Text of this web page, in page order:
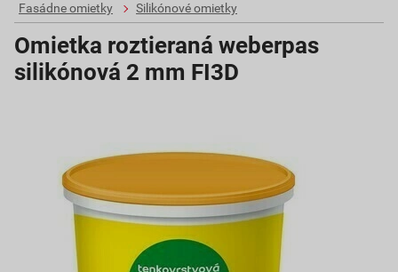
Fasádne omietky
Silikónové omietky
Omietka roztieraná weberpas
silikónová 2 mm FI3D